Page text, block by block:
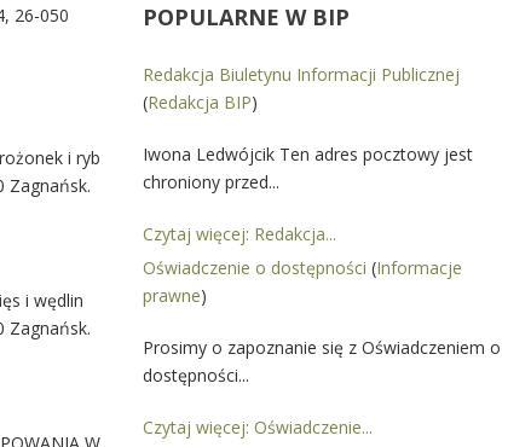
26-050
i ryb
Zagnańsk.
i wędlin
Zagnańsk.
POPULARNE W BIP
Redakcja Biuletynu Informacji Publicznej
(Redakcja BIP)
Iwona Ledwójcik Ten adres pocztowy jest
chroniony przed...
Czytaj więcej: Redakcja...
Oświadczenie o dostępności (Informacje
prawne)
Prosimy o zapoznanie się z Oświadczeniem o
dostępności...
Czytaj więcej: Oświadczenie...